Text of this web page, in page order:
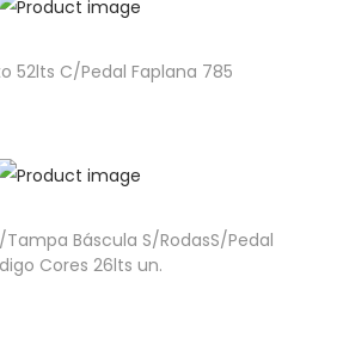
52lts C/Pedal Faplana 785
Tampa Báscula S/RodasS/Pedal
Cores 26lts un.